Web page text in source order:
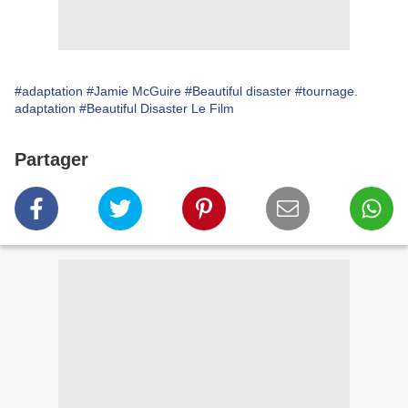
#adaptation #Jamie McGuire #Beautiful disaster #tournage.
adaptation #Beautiful Disaster Le Film
Partager